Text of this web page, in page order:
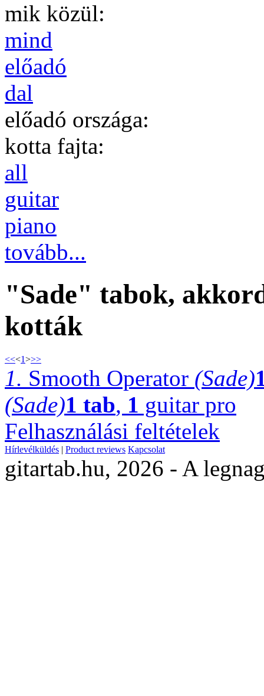
mik közül:
mind
előadó
dal
előadó országa:
kotta fajta:
all
guitar
piano
tovább...
"Sade" tabok,
kották
<<<1>>>
1. Smooth Operator (Sade)
(Sade)1 tab, 1 guitar pro
Felhasználási feltételek
Hírlevélküldés | Product reviews Kapcsolat
gitartab.hu, 2026 - A